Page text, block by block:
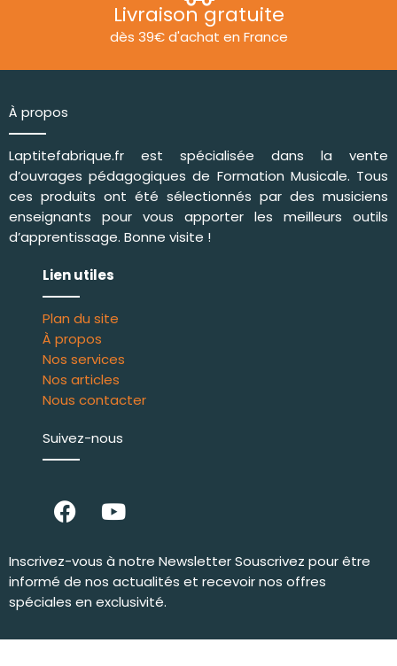
Livraison gratuite
dès 39€ d'achat en France
À propos
Laptitefabrique.fr est spécialisée dans la vente
d’ouvrages pédagogiques de Formation Musicale. Tous
ces produits ont été sélectionnés par des musiciens
enseignants pour vous apporter les meilleurs outils
d’apprentissage. Bonne visite !
Lien utiles
Plan du site
À propos
Nos services
Nos articles
Nous contacter
Suivez-nous
Inscrivez-vous à notre Newsletter Souscrivez pour être
informé de nos actualités et recevoir nos offres
spéciales en exclusivité.